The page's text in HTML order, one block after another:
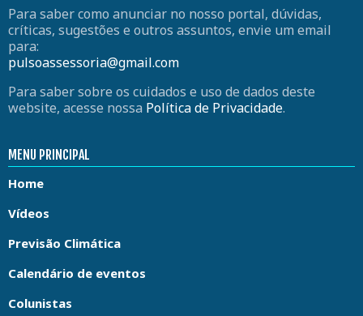
Para saber como anunciar no nosso portal, dúvidas,
críticas, sugestões e outros assuntos, envie um email
para:
pulsoassessoria@gmail.com
Para saber sobre os cuidados e uso de dados deste
website, acesse nossa Política de Privacidade.
MENU PRINCIPAL
Home
Vídeos
Previsão Climática
Calendário de eventos
Colunistas